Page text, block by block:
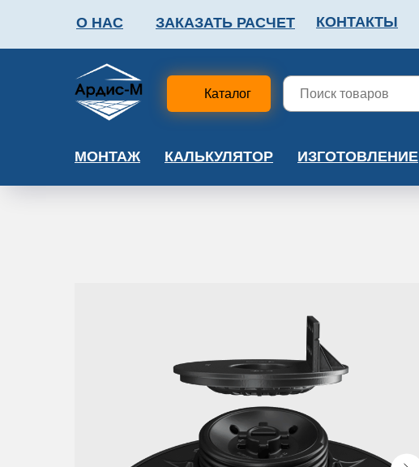
О НАС ЗАКАЗАТЬ РАСЧЕТ КОНТАКТЫ
ФАЛЬШПОЛ
Каталог
МОНТАЖ КАЛЬКУЛЯТОР ИЗГОТОВЛЕНИЕ